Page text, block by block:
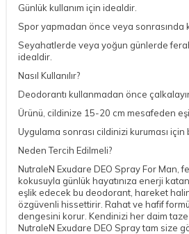
Günlük kullanım için idealdir.
Spor yapmadan önce veya sonrasında
Seyahatlerde veya yoğun günlerde
idealdir.
Nasıl Kullanılır?
Deodorantı kullanmadan önce
Ürünü, cildinize 15-20 cm mesafeden eşit
Uygulama sonrası cildinizi kuruması
Neden Tercih Edilmeli?
NutraleN Exudare DEO Spray For Man,
kokusuyla günlük hayatınıza enerji
eşlik edecek bu deodorant, hareket
özgüvenli hissettirir. Rahat ve hafif
dengesini korur. Kendinizi her daim
NutraleN Exudare DEO Spray tam size